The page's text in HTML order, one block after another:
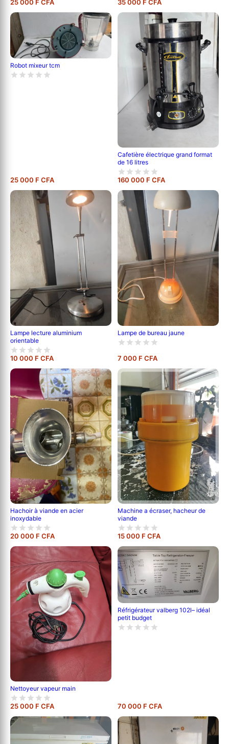
25 000 F CFA 35 000 F CFA
Robot mixeur tcm
25 000 F CFA
Cafetière électrique grand format
de 16 litres
160 000 F CFA
Lampe lecture aluminium
orientable
10 000 F CFA
Lampe de bureau jaune
7 000 F CFA
Hachoir à viande en acier
inoxydable
20 000 F CFA
Machine a écraser, hacheur de
viande
15 000 F CFA
Nettoyeur vapeur main
25 000 F CFA
Réfrigérateur valberg 102l– idéal
petit budget
70 000 F CFA